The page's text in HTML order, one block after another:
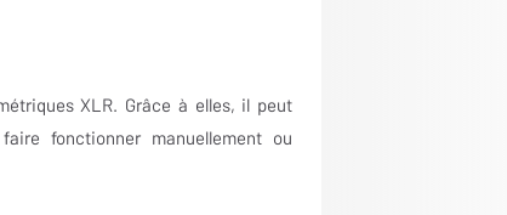
XLR. Grâce à elles, il peut
fonctionner manuellement ou